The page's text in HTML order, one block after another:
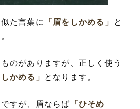
似た言葉に 「眉をしかめる」
と
のがありますが、正しく使う
しかめる」 となります。
すが、眉ならば 「ひそめ